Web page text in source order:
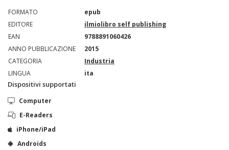
FORMATO
epub
EDITORE
ilmiolibro self publishing
EAN
9788891060426
ANNO PUBBLICAZIONE
2015
CATEGORIA
Industria
LINGUA
ita
Dispositivi supportati
Computer
E-Readers
iPhone/iPad
Androids